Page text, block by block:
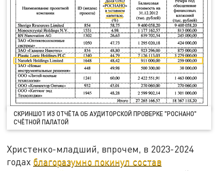
СКРИНШОТ ИЗ ОТЧЁТА ОБ АУДИТОРСКОЙ ПРОВЕРКЕ "РОСНАНО"
СЧЁТНОЙ ПАЛАТОЙ
Христенко-младший, впрочем, в 2023-2024
годах благоразумно покинул состав